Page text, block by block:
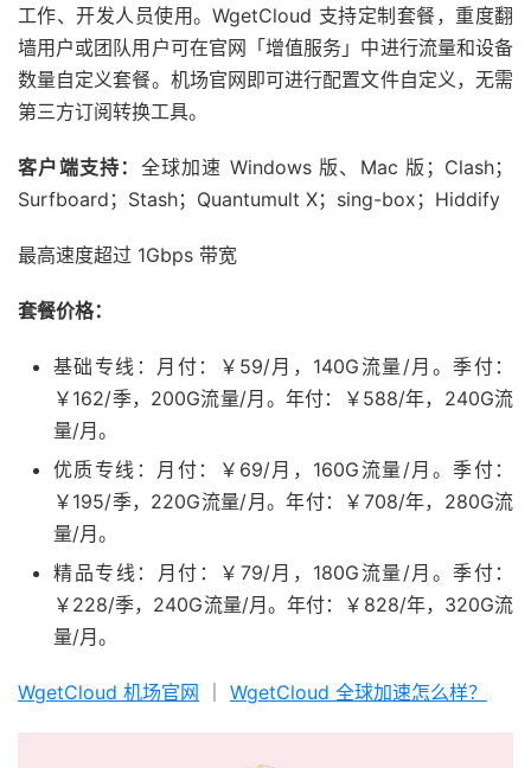
工作、开发人员使用。WgetCloud 支持定制套餐，重度翻
墙用户或团队用户可在官网「增值服务」中进行流量和设备
数量自定义套餐。机场官网即可进行配置文件自定义，无需
第三方订阅转换工具。
客户端支持： 全球加速 Windows 版、Mac 版；Clash；
Surfboard；Stash；Quantumult X；sing-box；Hiddify
最高速度超过 1Gbps 带宽
套餐价格：
基础专线：月付：￥59/月，140G流量/月。季付：
￥162/季，200G流量/月。年付：￥588/年，240G流
量/月。
优质专线：月付：￥69/月，160G流量/月。季付：
￥195/季，220G流量/月。年付：￥708/年，280G流
量/月。
精品专线：月付：￥79/月，180G流量/月。季付：
￥228/季，240G流量/月。年付：￥828/年，320G流
量/月。
WgetCloud 机场官网 WgetCloud 全球加速怎么样？